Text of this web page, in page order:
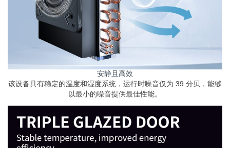
安静且高效
该设备具有稳定的温度和湿度系统，运行时噪音仅为 39 分贝，能够
以最小的噪音提供最佳性能。